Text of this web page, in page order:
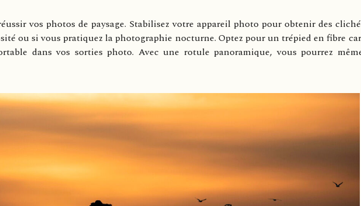
vos photos de paysage. Stabilisez votre appareil photo pour obtenir des
ou si vous pratiquez la photographie nocturne. Optez pour un trépied en fibre
dans vos sorties photo. Avec une rotule panoramique, vous pourrez